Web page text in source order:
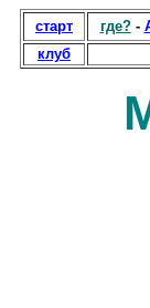
старт где?-
клуб